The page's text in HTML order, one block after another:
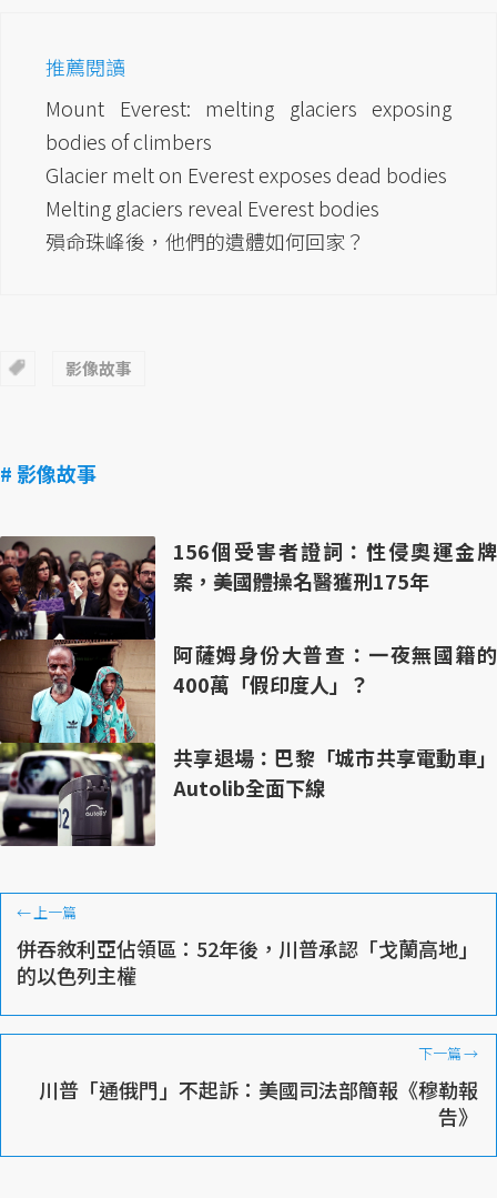
推薦閱讀
Mount Everest: melting glaciers exposing
bodies of climbers
Glacier melt on Everest exposes dead bodies
Melting glaciers reveal Everest bodies
殞命珠峰後，他們的遺體如何回家？
影像故事
# 影像故事
156個受害者證詞：性侵奧運金牌
案，美國體操名醫獲刑175年
阿薩姆身份大普查：一夜無國籍的
400萬「假印度人」？
共享退場：巴黎「城市共享電動車」
Autolib全面下線
←上一篇
併吞敘利亞佔領區：52年後，川普承認「戈蘭高地」
的以色列主權
下一篇→
川普「通俄門」不起訴：美國司法部簡報《穆勒報
告》